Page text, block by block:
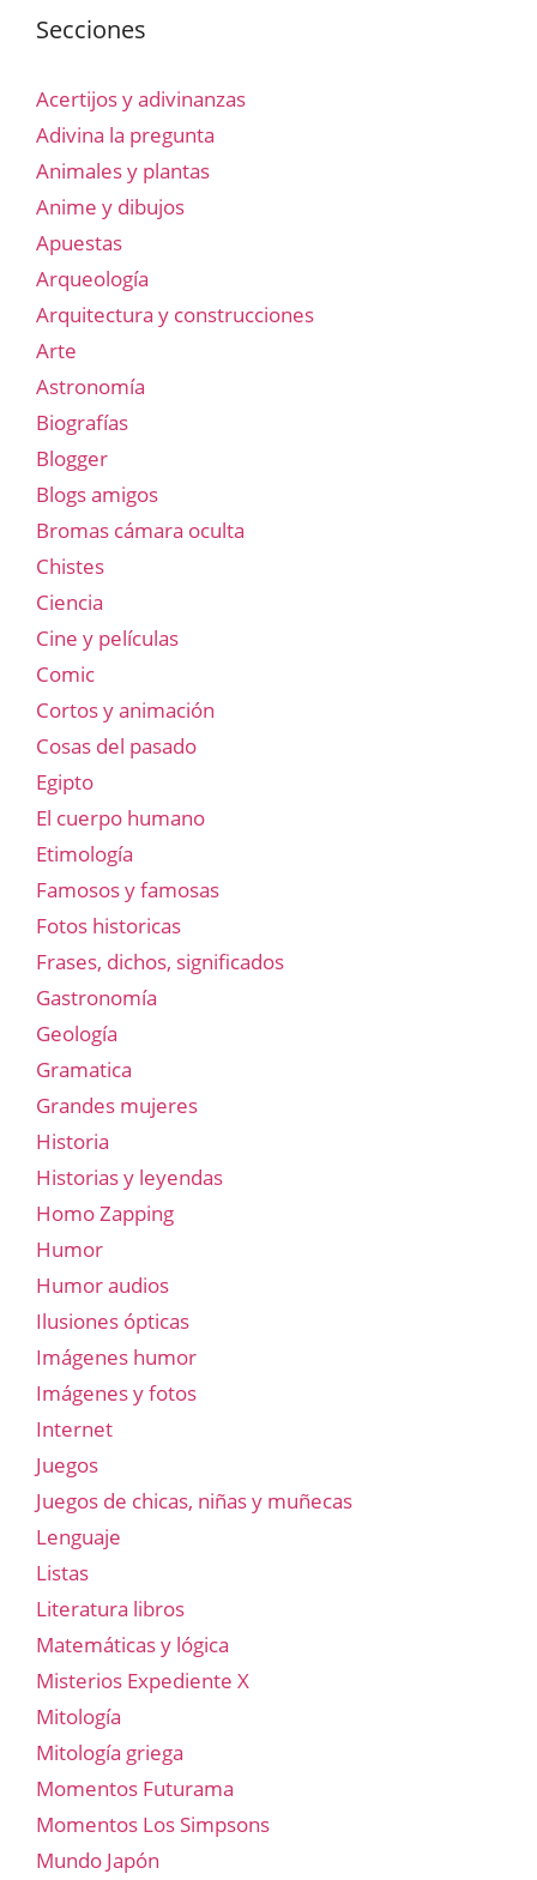
Secciones
Acertijos y adivinanzas
Adivina la pregunta
Animales y plantas
Anime y dibujos
Apuestas
Arqueología
Arquitectura y construcciones
Arte
Astronomía
Biografías
Blogger
Blogs amigos
Bromas cámara oculta
Chistes
Ciencia
Cine y películas
Comic
Cortos y animación
Cosas del pasado
Egipto
El cuerpo humano
Etimología
Famosos y famosas
Fotos historicas
Frases, dichos, significados
Gastronomía
Geología
Gramatica
Grandes mujeres
Historia
Historias y leyendas
Homo Zapping
Humor
Humor audios
Ilusiones ópticas
Imágenes humor
Imágenes y fotos
Internet
Juegos
Juegos de chicas, niñas y muñecas
Lenguaje
Listas
Literatura libros
Matemáticas y lógica
Misterios Expediente X
Mitología
Mitología griega
Momentos Futurama
Momentos Los Simpsons
Mundo Japón